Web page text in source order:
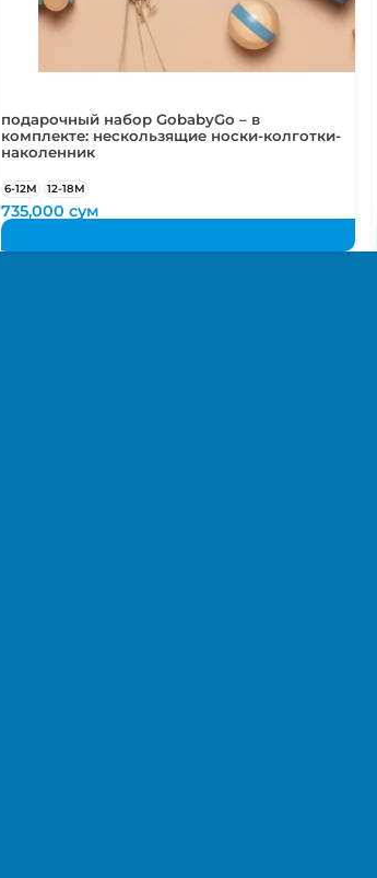
подарочный набор GobabyGo – в
комплекте: нескользящие носки-колготки-
наколенник
6-12М 12-18М
735,000 сум